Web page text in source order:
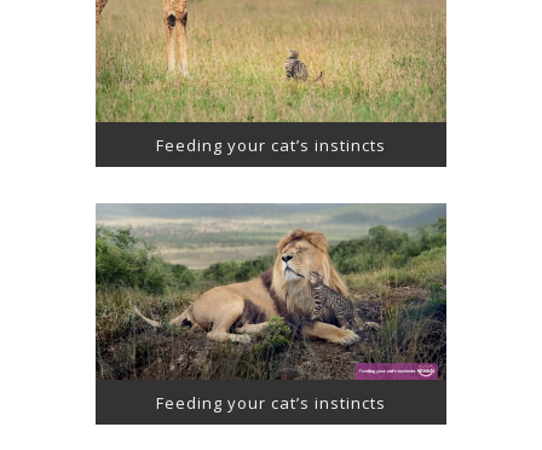
Feeding your cat’s instincts
Feeding your cat’s instincts